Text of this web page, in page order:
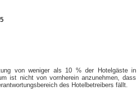
von weniger als 10 % der Hotelgäste in
ist nicht von vornherein anzunehmen, dass
des Hotelbetreibers fällt.